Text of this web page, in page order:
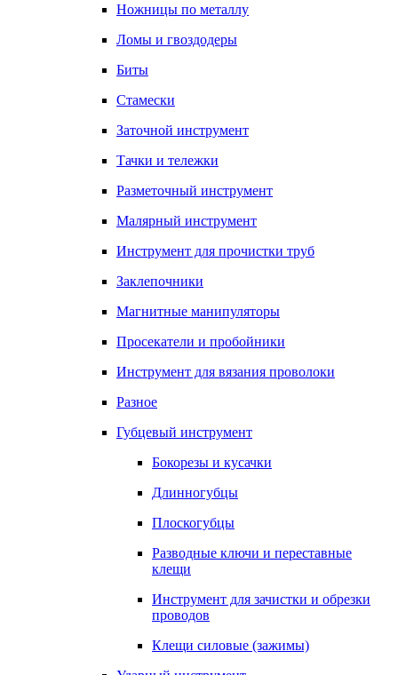
Ножницы по металлу
Ломы и гвоздодеры
Биты
Стамески
Заточной инструмент
Тачки и тележки
Разметочный инструмент
Малярный инструмент
Инструмент для прочистки труб
Заклепочники
Магнитные манипуляторы
Просекатели и пробойники
Инструмент для вязания проволоки
Разное
Губцевый инструмент
Бокорезы и кусачки
Длинногубцы
Плоскогубцы
Разводные ключи и переставные
клещи
Инструмент для зачистки и обрезки
проводов
Клещи силовые (зажимы)